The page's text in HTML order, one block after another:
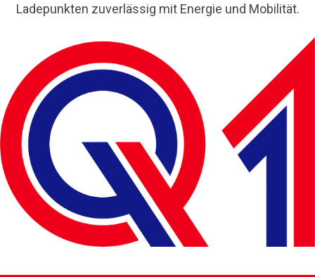
Ladepunkten zuverlässig mit Energie und Mobilität.